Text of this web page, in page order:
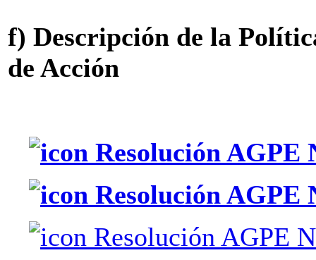
f) Descripción de la
de Acción
Resolución AGPE
Resolución AGPE
Resolución AGPE